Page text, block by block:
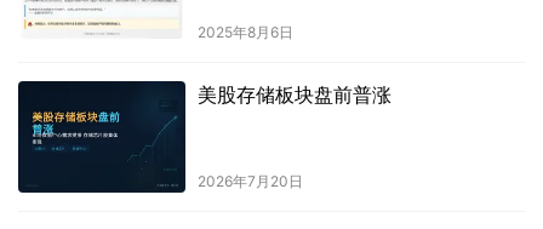
2025年8月6日
美股存储板块盘前普涨
2026年7月20日